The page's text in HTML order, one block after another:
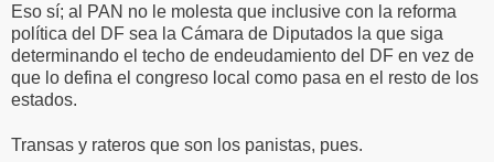
Eso sí; al PAN no le molesta que inclusive con la reforma
política del DF sea la Cámara de Diputados la que siga
determinando el techo de endeudamiento del DF en vez de
que lo defina el congreso local como pasa en el resto de los
estados.
Transas y rateros que son los panistas, pues.